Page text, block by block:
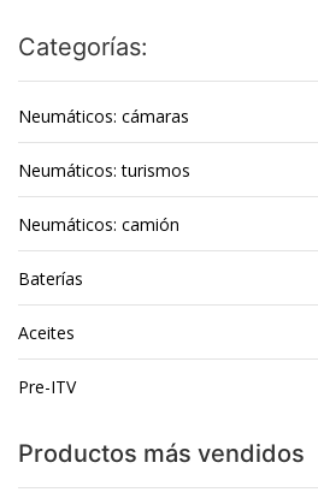
Categorías:
Neumáticos: cámaras
Neumáticos: turismos
Neumáticos: camión
Baterías
Aceites
Pre-ITV
Productos más vendidos